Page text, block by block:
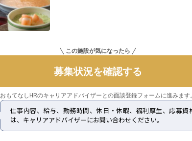
この施設が気になったら
募集状況を確認する
おもてなしHRのキャリアアドバイザーとの面談登録フォームに進みます。
仕事内容、給与、勤務時間、休日・休暇、福利厚生、応募資
は、キャリアアドバイザーにお問い合わせください。